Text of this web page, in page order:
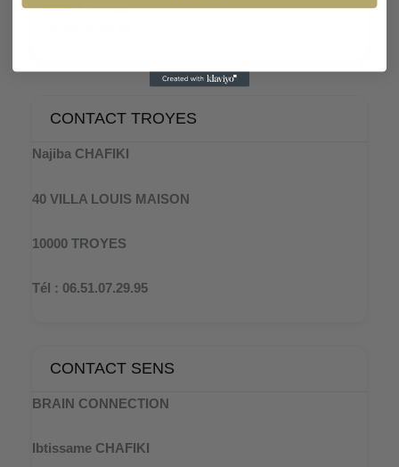
33600 Pessac
CONTACT TROYES
Najiba CHAFIKI
40 VILLA LOUIS MAISON
10000 TROYES
Tél : 06.51.07.29.95
CONTACT SENS
BRAIN CONNECTION
Ibtissame CHAFIKI